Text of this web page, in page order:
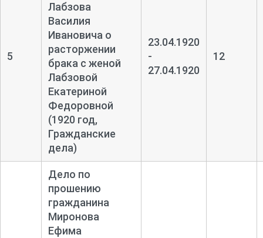
5
Лабзова
Василия
Ивановича о
расторжении
брака с женой
Лабзовой
Екатериной
Федоровной
(1920 год,
Гражданские
дела)
23.04.1920
-
27.04.1920
12
Дело по
прошению
гражданина
Миронова
Ефима